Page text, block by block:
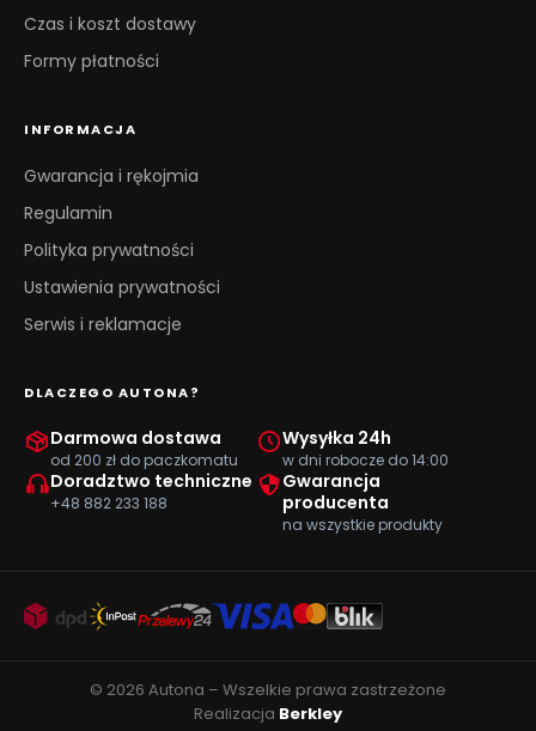
Czas i koszt dostawy
Formy płatności
INFORMACJA
Gwarancja i rękojmia
Regulamin
Polityka prywatności
Ustawienia prywatności
Serwis i reklamacje
DLACZEGO AUTONA?
Darmowa dostawa
od 200 zł do paczkomatu
Wysyłka 24h
w dni robocze do 14:00
Doradztwo techniczne
+48 882 233 188
Gwarancja
producenta
na wszystkie produkty
© 2026 Autona – Wszelkie prawa zastrzeżone
Realizacja Berkley